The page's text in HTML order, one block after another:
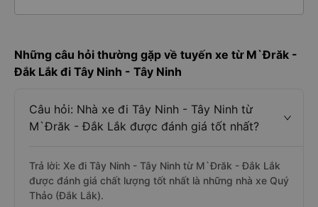
Những câu hỏi thường gặp về tuyến xe từ M`Đrăk -
Đắk Lắk đi Tây Ninh - Tây Ninh
Câu hỏi: Nhà xe đi Tây Ninh - Tây Ninh từ
M`Đrăk - Đắk Lắk được đánh giá tốt nhất?
Trả lời: Xe đi Tây Ninh - Tây Ninh từ M`Đrăk - Đắk Lắk
được đánh giá chất lượng tốt nhất là những nhà xe Quý
Thảo (Đắk Lắk).